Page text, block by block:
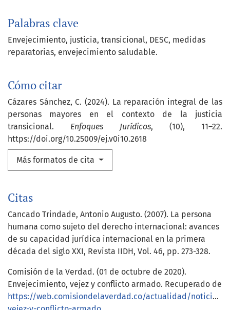
Palabras clave
Envejecimiento justicia transicional DESC medidas
reparatorias envejecimiento saludable.
Cómo citar
Cázares Sánchez, C. (2024). La reparación integral de las
personas mayores en el contexto de la justicia
transicional. Enfoques Jurídicos, (10), 11–22.
https://doi.org/10.25009/ej.v0i10.2618
Más formatos de cita
Citas
Cancado Trindade, Antonio Augusto. (2007). La persona
humana como sujeto del derecho internacional: avances
de su capacidad jurídica internacional en la primera
década del siglo XXI, Revista IIDH, Vol. 46, pp. 273-328.
Comisión de la Verdad. (01 de octubre de 2020).
Envejecimiento, vejez y conflicto armado. Recuperado de
https://web.comisiondelaverdad.co/actualidad/noticias/